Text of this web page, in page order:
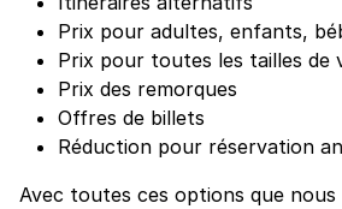
Prix pour adultes, enfants,
Prix pour toutes les tailles de
Prix des remorques
Offres de billets
Réduction pour réservation
Avec toutes ces options que